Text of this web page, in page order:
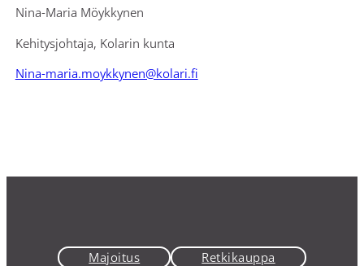
Nina-Maria Möykkynen
Kehitysjohtaja, Kolarin kunta
Nina-maria.moykkynen@kolari.fi
Majoitus
Retkikauppa